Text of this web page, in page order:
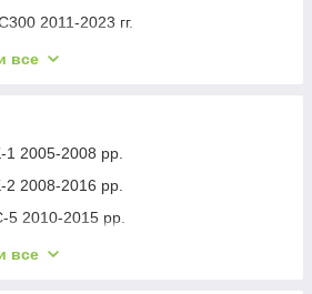
2011-2023 гг.
1996-2001 рр.
II 2014-2017 рр.
все
1 2005-2008 рр.
2 2008-2016 рр.
5 2010-2015 рр.
6 2014-2020 рр.
все